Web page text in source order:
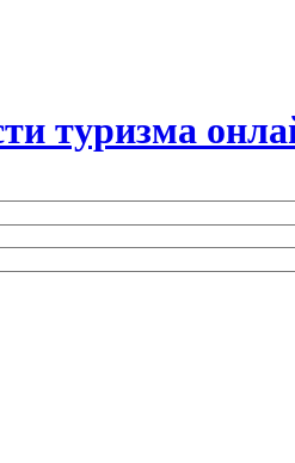
туризма